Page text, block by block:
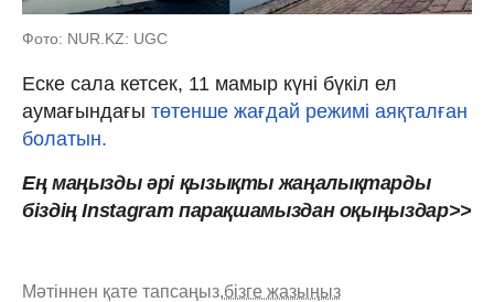
Фото: NUR.KZ: UGC
Еске сала кетсек, 11 мамыр күні бүкіл ел
аумағындағы төтенше жағдай режимі аяқталған
болатын.
Ең маңызды әрі қызықты жаңалықтарды
біздің Instagram парақшамыздан оқыңыздар>>
Мәтіннен қате тапсаңыз,бізге жазыңыз